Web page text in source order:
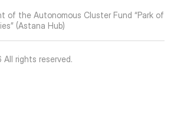
of the Autonomous Cluster Fund “Park of
(Astana Hub)
All rights reserved.